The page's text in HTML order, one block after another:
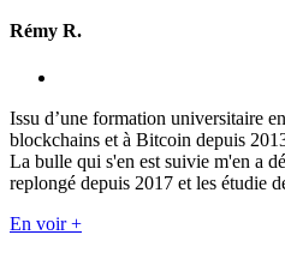
Rémy R.
Issu d’une formation universitaire
blockchains et à Bitcoin depuis
La bulle qui s'en est suivie m'en a
replongé depuis 2017 et les étudie
En voir +